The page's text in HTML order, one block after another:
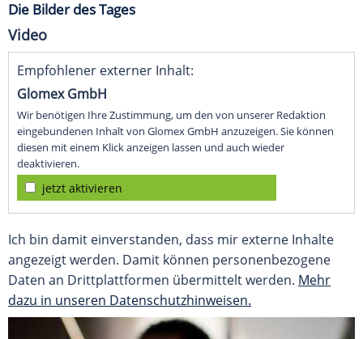
Die Bilder des Tages
Video
Empfohlener externer Inhalt:
Glomex GmbH
Wir benötigen Ihre Zustimmung, um den von unserer Redaktion
eingebundenen Inhalt von Glomex GmbH anzuzeigen. Sie können
diesen mit einem Klick anzeigen lassen und auch wieder
deaktivieren.
jetzt aktivieren
Ich bin damit einverstanden, dass mir externe Inhalte
angezeigt werden. Damit können personenbezogene
Daten an Drittplattformen übermittelt werden. Mehr
dazu in unseren Datenschutzhinweisen.